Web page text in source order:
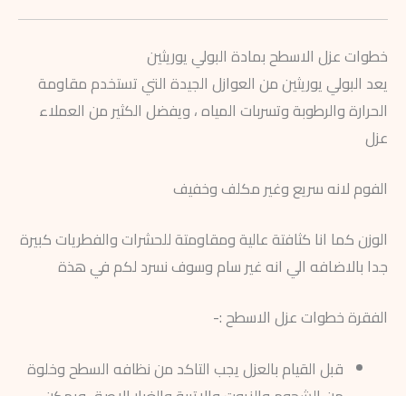
خطوات عزل الاسطح بمادة البولي يوريثين
يعد البولي يوريثين من العوازل الجيدة التي تستخدم مقاومة
الحرارة والرطوبة وتسربات المياه ، ويفضل الكثير من العملاء
عزل
الفوم لانه سريع وغير مكلف وخفيف
الوزن كما انا كثافتة عالية ومقاومتة للحشرات والفطريات كبيرة
جدا بالاضافه الي انه غير سام وسوف نسرد لكم في هذة
الفقرة خطوات عزل الاسطح :-
قبل القيام بالعزل يجب التاكد من نظافه السطح وخلوة